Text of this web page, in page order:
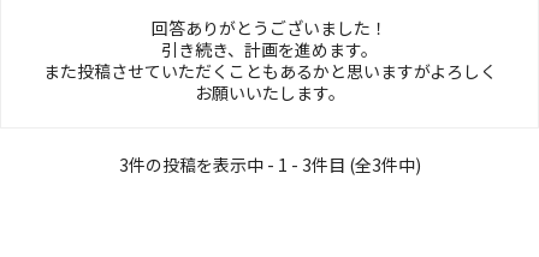
回答ありがとうございました！
引き続き、計画を進めます。
また投稿させていただくこともあるかと思いますがよろしく
お願いいたします。
3件の投稿を表示中 - 1 - 3件目 (全3件中)